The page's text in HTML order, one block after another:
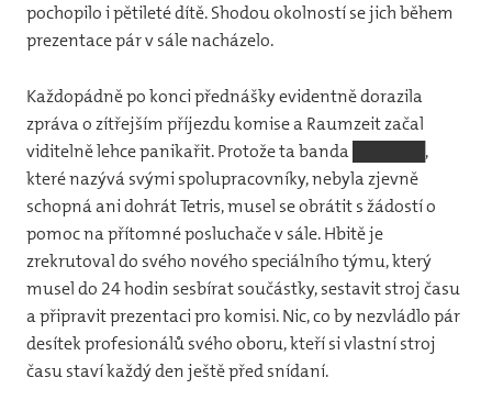
pochopilo i pětileté dítě. Shodou okolností se jich během
prezentace pár v sále nacházelo.
Každopádně po konci přednášky evidentně dorazila
zpráva o zítřejším příjezdu komise a Raumzeit začal
viditelně lehce panikařit. Protože ta banda ██████,
které nazývá svými spolupracovníky, nebyla zjevně
schopná ani dohrát Tetris, musel se obrátit s žádostí o
pomoc na přítomné posluchače v sále. Hbitě je
zrekrutoval do svého nového speciálního týmu, který
musel do 24 hodin sesbírat součástky, sestavit stroj času
a připravit prezentaci pro komisi. Nic, co by nezvládlo pár
desítek profesionálů svého oboru, kteří si vlastní stroj
času staví každý den ještě před snídaní.